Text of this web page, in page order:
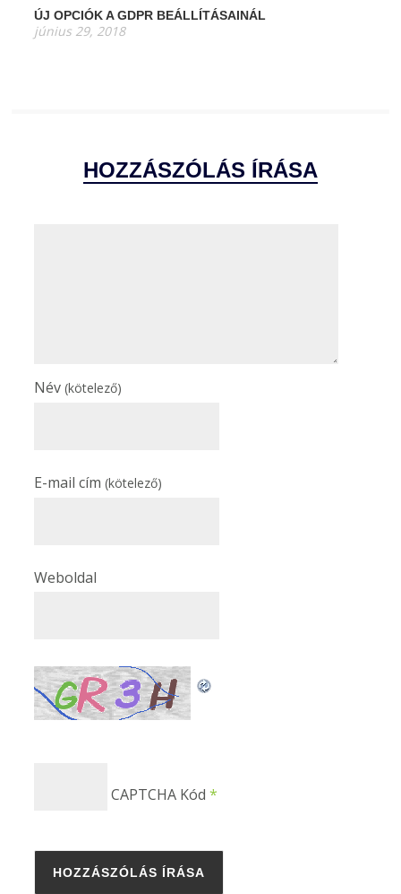
ÚJ OPCIÓK A GDPR BEÁLLÍTÁSAINÁL
június 29, 2018
HOZZÁSZÓLÁS ÍRÁSA
Név(kötelező)
E-mail cím(kötelező)
Weboldal
CAPTCHA Kód *